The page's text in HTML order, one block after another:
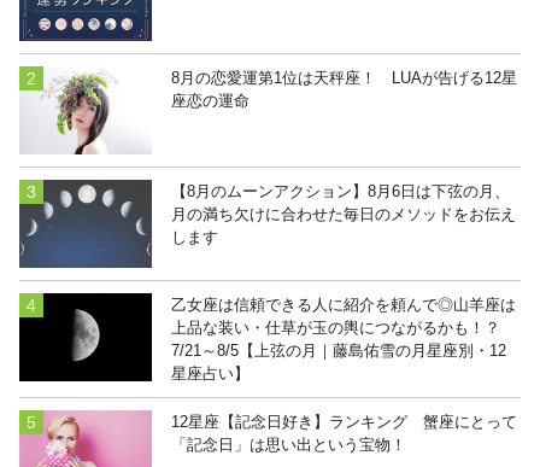
8月の恋愛運第1位は天秤座！ LUAが告げる12星
座恋の運命
【8月のムーンアクション】8月6日は下弦の月、
月の満ち欠けに合わせた毎日のメソッドをお伝え
します
乙女座は信頼できる人に紹介を頼んで◎山羊座は
上品な装い・仕草が玉の輿につながるかも！？
7/21～8/5【上弦の月｜藤島佑雪の月星座別・12
星座占い】
12星座【記念日好き】ランキング 蟹座にとって
「記念日」は思い出という宝物！